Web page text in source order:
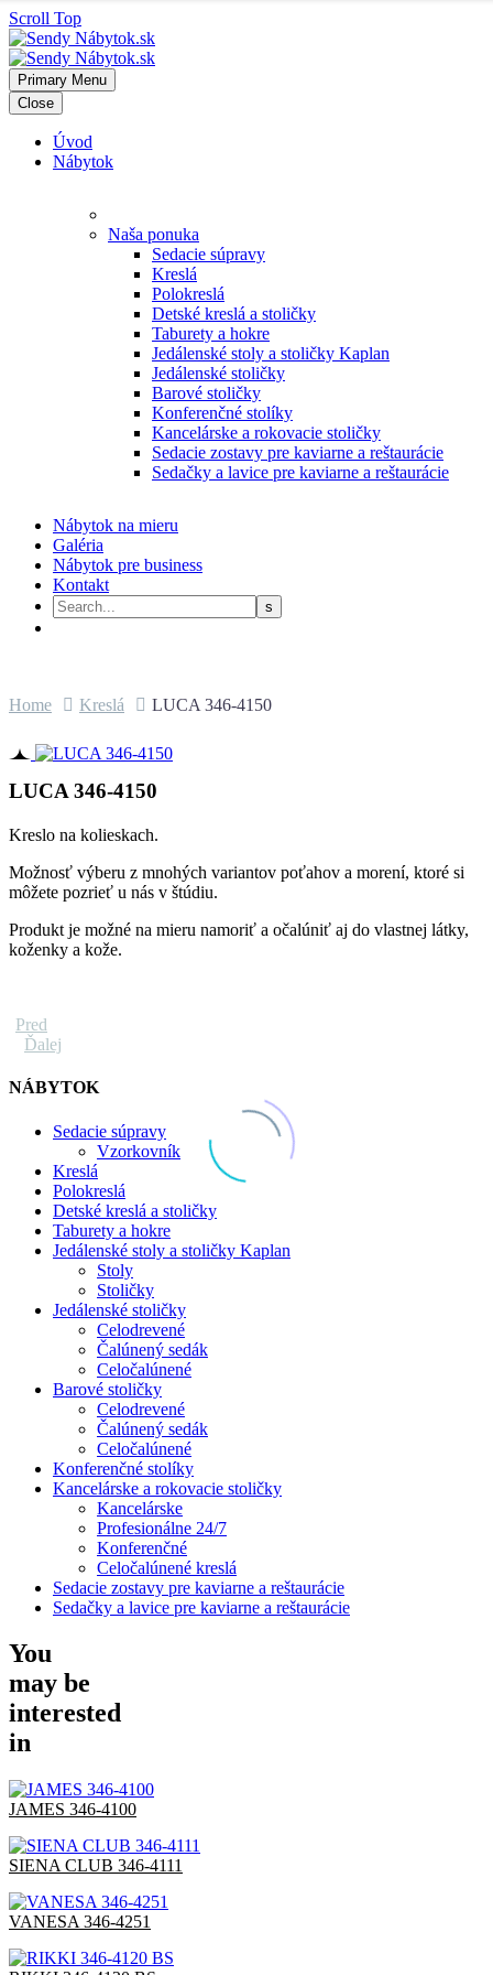
Scroll Top
Primary Menu
Close
Úvod
Nábytok
Naša ponuka
Sedacie súpravy
Kreslá
Polokreslá
Detské kreslá a stoličky
Taburety a hokre
Jedálenské stoly a stoličky Kaplan
Jedálenské stoličky
Barové stoličky
Konferenčné stolíky
Kancelárske a rokovacie stoličky
Sedacie zostavy pre kaviarne a reštaurácie
Sedačky a lavice pre kaviarne a reštaurácie
Nábytok na mieru
Galéria
Nábytok pre business
Kontakt
Home Kreslá LUCA 346-4150
LUCA 346-4150
Kreslo na kolieskach.
Možnosť výberu z mnohých variantov poťahov a morení, ktoré si
môžete pozrieť u nás v štúdiu.
Produkt je možné na mieru namoriť a očalúniť aj do vlastnej látky,
koženky a kože.
Pred
Ďalej
NÁBYTOK
Sedacie súpravy
Vzorkovník
Kreslá
Polokreslá
Detské kreslá a stoličky
Taburety a hokre
Jedálenské stoly a stoličky Kaplan
Stoly
Stoličky
Jedálenské stoličky
Celodrevené
Čalúnený sedák
Celočalúnené
Barové stoličky
Celodrevené
Čalúnený sedák
Celočalúnené
Konferenčné stolíky
Kancelárske a rokovacie stoličky
Kancelárske
Profesionálne 24/7
Konferenčné
Celočalúnené kreslá
Sedacie zostavy pre kaviarne a reštaurácie
Sedačky a lavice pre kaviarne a reštaurácie
You
may be
interested
in
JAMES 346-4100
SIENA CLUB 346-4111
VANESA 346-4251